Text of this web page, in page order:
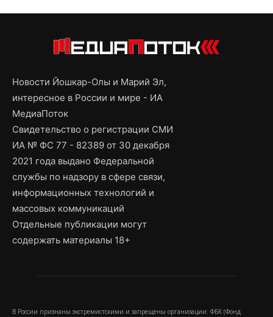
Новости Йошкар-Олы и Марий Эл,
интересное в России и мире - ИА
МедиаПоток
Свидетельство о регистрации СМИ
ИА № ФС 77 - 82389 от 30 декабря
2021 года выдано Федеральной
службы по надзору в сфере связи,
информационных технологий и
массовых коммуникаций
Отдельные публикации могут
содержать материалы 18+
В России признаны экстремистскими и запрещены организации: ФБК (Фонд